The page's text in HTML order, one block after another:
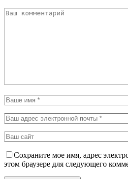
Сохраните мое имя, адрес
этом браузере для следующего